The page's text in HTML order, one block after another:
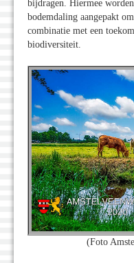
bijdragen. Hiermee
bodemdaling aangepakt
combinatie met een
biodiversiteit.
(Foto